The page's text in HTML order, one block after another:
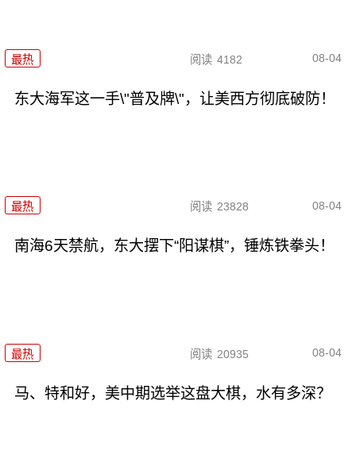
最热 阅读 4182 08-04
东大海军这一手\"普及牌\"，让美西方彻底破防！
最热 阅读 23828 08-04
南海6天禁航，东大摆下“阳谋棋”，锤炼铁拳头！
最热 阅读 20935 08-04
马、特和好，美中期选举这盘大棋，水有多深？